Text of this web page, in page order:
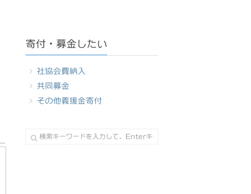
寄付・募金したい
社協会費納入
共同募金
その他義援金寄付